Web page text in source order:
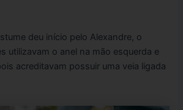
deu início pelo Alexandre, o
utilizavam o anel na mão esquerda e
acreditavam possuir uma veia ligada